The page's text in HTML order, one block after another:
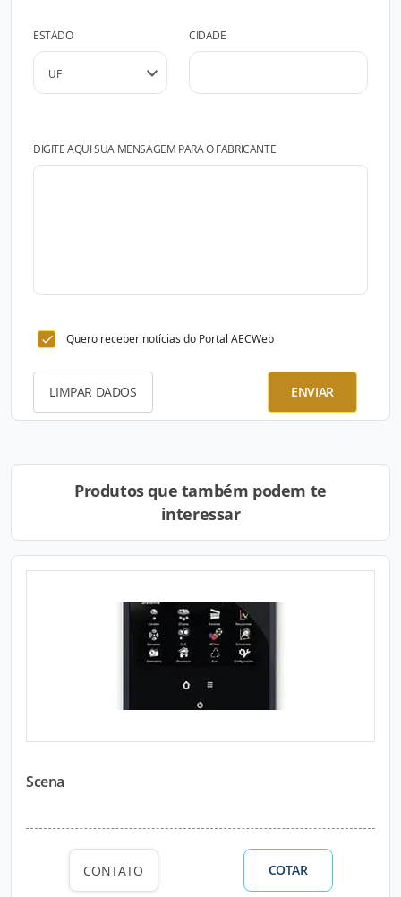
ESTADO CIDADE
DIGITE AQUI SUA MENSAGEM PARA O FABRICANTE
Quero receber notícias do Portal AECWeb
LIMPAR DADOS ENVIAR
Produtos que também podem te
interessar
Scena
CONTATO COTAR